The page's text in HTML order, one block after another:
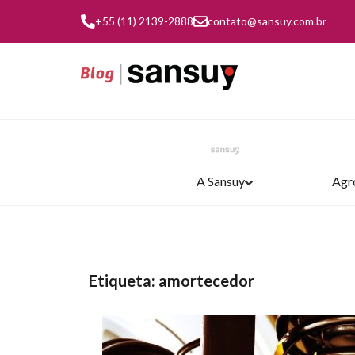
+55 (11) 2139-2888 contato@sansuy.com.br
A Sansuy
A SANSUY
AGRONEGÓCIO
COBERTURAS
INDÚSTRIA
TRANSPORTE E LOGÍSTICA
Etiqueta: amortecedor